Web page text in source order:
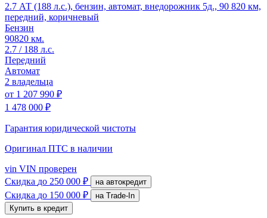
2.7 АТ (188 л.с.), бензин, автомат, внедорожник 5д., 90 820 км,
передний, коричневый
Бензин
90820 км.
2.7 / 188 л.с.
Передний
Автомат
2 владельца
от 1 207 990 ₽
1 478 000 ₽
Гарантия юридической чистоты
Оригинал ПТС в наличии
vin VIN проверен
Скидка до 250 000 ₽ на автокредит
Скидка до 150 000 ₽
на Trade-In
Купить в кредит